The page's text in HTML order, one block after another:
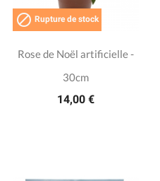
 Rupture de stock
Rose de Noël artificielle -
30cm
14,00 €